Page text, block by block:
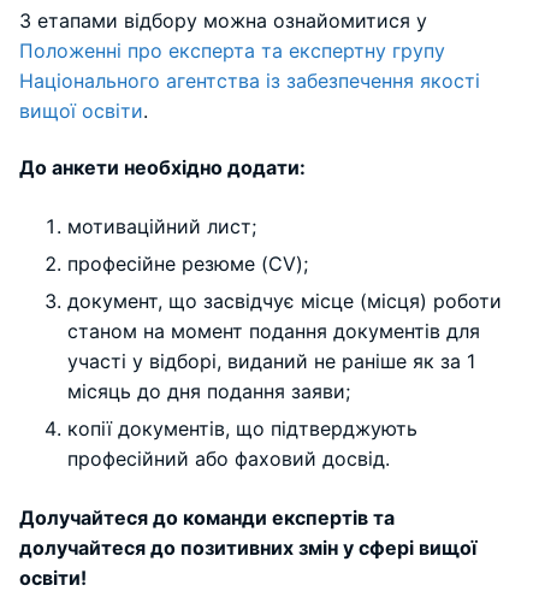
З етапами відбору можна ознайомитися у
Положенні про експерта та експертну групу
Національного агентства із забезпечення якості
вищої освіти.
До анкети необхідно додати:
мотиваційний лист;
професійне резюме (CV);
документ, що засвідчує місце (місця) роботи
станом на момент подання документів для
участі у відборі, виданий не раніше як за 1
місяць до дня подання заяви;
копії документів, що підтверджують
професійний або фаховий досвід.
Долучайтеся до команди експертів та
долучайтеся до позитивних змін у сфері вищої
освіти!